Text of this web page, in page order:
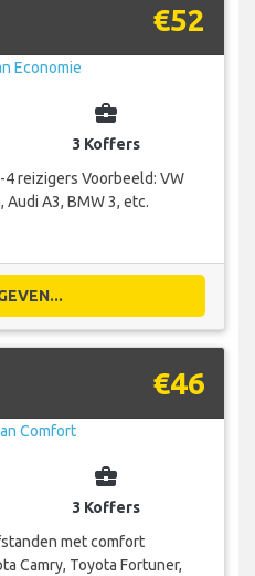
€52
business_center
3 Koffers
reizigers Voorbeeld: VW
Audi A3, BMW 3, etc.
€46
business_center
3 Koffers
met comfort
Camry, Toyota Fortuner,